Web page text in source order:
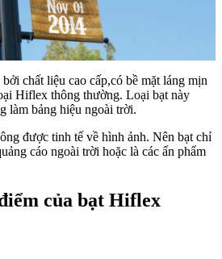
chất liệu cao cấp,có bề mặt láng mịn
Hiflex thông thường. Loại bạt này
làm bảng hiệu ngoài trời.
được tinh tế về hình ảnh. Nên bạt chỉ
cáo ngoài trời hoặc là các ấn phẩm
của bạt Hiflex